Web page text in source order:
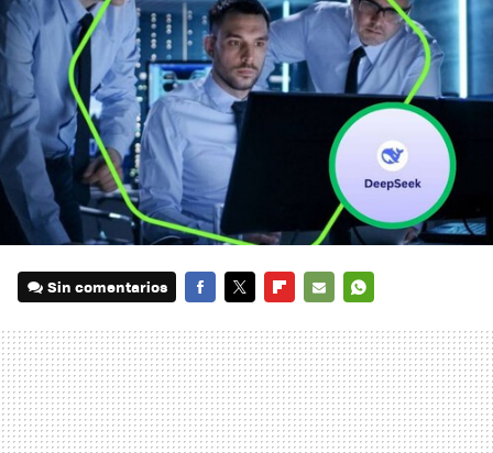
Sin comentarios
MAIL